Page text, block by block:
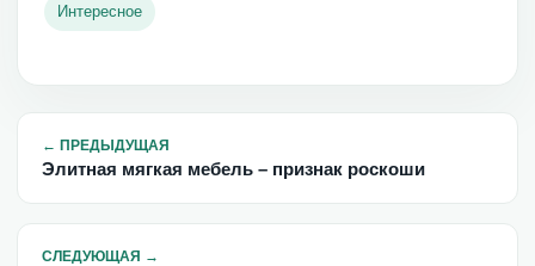
Интересное
← ПРЕДЫДУЩАЯ
Элитная мягкая мебель – признак роскоши
СЛЕДУЮЩАЯ →